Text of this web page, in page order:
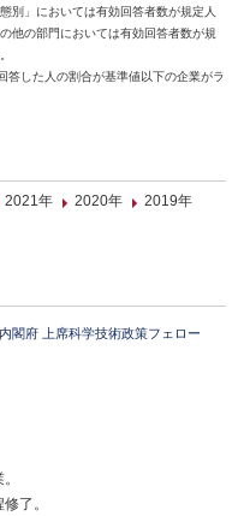
別」においては有効回答者数が規定人
他の部門においては有効回答者数が規
した人の割合が基準値以下の企業がラ
2021年 2020年
2019年
閣府 上席科学技術政策フェロー
了。